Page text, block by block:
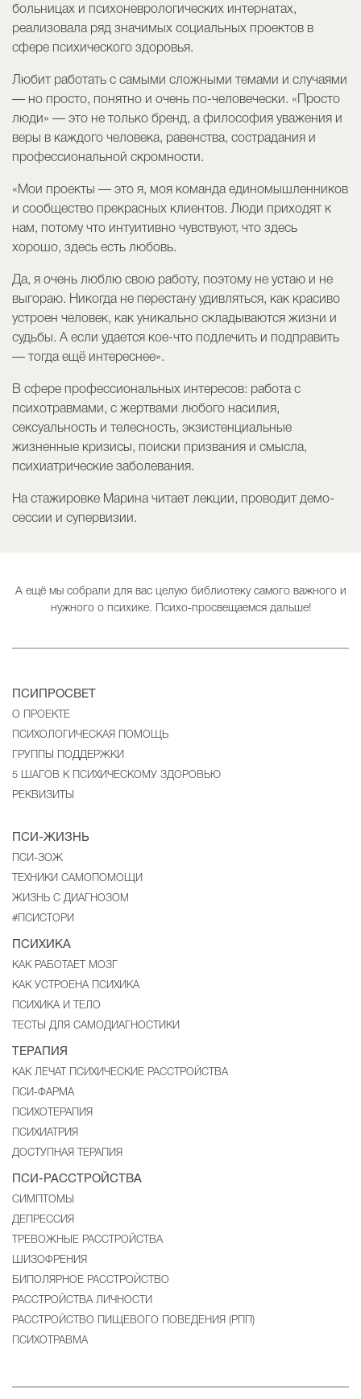
больницах и психоневрологических интернатах,
реализовала ряд значимых социальных проектов в
сфере психического здоровья.
Любит работать с самыми сложными темами и случаями
— но просто, понятно и очень по-человечески. «Просто
люди» — это не только бренд, а философия уважения и
веры в каждого человека, равенства, сострадания и
профессиональной скромности.
«Мои проекты — это я, моя команда единомышленников
и сообщество прекрасных клиентов. Люди приходят к
нам, потому что интуитивно чувствуют, что здесь
хорошо, здесь есть любовь.
Да, я очень люблю свою работу, поэтому не устаю и не
выгораю. Никогда не перестану удивляться, как красиво
устроен человек, как уникально складываются жизни и
судьбы. А если удается кое-что подлечить и подправить
— тогда ещё интереснее».
В сфере профессиональных интересов: работа с
психотравмами, с жертвами любого насилия,
сексуальность и телесность, экзистенциальные
жизненные кризисы, поиски призвания и смысла,
психиатрические заболевания.
На стажировке Марина читает лекции, проводит демо-
сессии и супервизии.
А ещё мы собрали для вас целую библиотеку самого важного и
нужного о психике. Психо-просвещаемся дальше!
ПСИПРОСВЕТ
О ПРОЕКТЕ
ПСИХОЛОГИЧЕСКАЯ ПОМОЩЬ
ГРУППЫ ПОДДЕРЖКИ
5 ШАГОВ К ПСИХИЧЕСКОМУ ЗДОРОВЬЮ
РЕКВИЗИТЫ
ПСИ-ЖИЗНЬ
ПСИ-ЗОЖ
ТЕХНИКИ САМОПОМОЩИ
ЖИЗНЬ С ДИАГНОЗОМ
#ПСИСТОРИ
ПСИХИКА
КАК РАБОТАЕТ МОЗГ
КАК УСТРОЕНА ПСИХИКА
ПСИХИКА И ТЕЛО
ТЕСТЫ ДЛЯ САМОДИАГНОСТИКИ
ТЕРАПИЯ
КАК ЛЕЧАТ ПСИХИЧЕСКИЕ РАССТРОЙСТВА
ПСИ-ФАРМА
ПСИХОТЕРАПИЯ
ПСИХИАТРИЯ
ДОСТУПНАЯ ТЕРАПИЯ
ПСИ-РАССТРОЙСТВА
CИМПТОМЫ
ДЕПРЕССИЯ
ТРЕВОЖНЫЕ РАССТРОЙСТВА
ШИЗОФРЕНИЯ
БИПОЛЯРНОЕ РАССТРОЙСТВО
РАССТРОЙСТВА ЛИЧНОСТИ
РАССТРОЙСТВО ПИЩЕВОГО ПОВЕДЕНИЯ (РПП)
ПСИХОТРАВМА